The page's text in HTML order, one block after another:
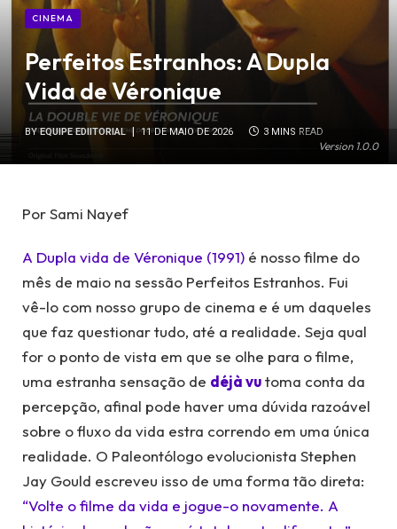
Version 1.0.0
CINEMA
Perfeitos Estranhos: A Dupla
Vida de Véronique
BY EQUIPE EDIITORIAL 11 DE MAIO DE 2026 3 MINS READ
Por Sami Nayef
A Dupla vida de Véronique (1991) é nosso filme do
mês de maio na sessão Perfeitos Estranhos. Fui
vê-lo com nosso grupo de cinema e é um daqueles
que faz questionar tudo, até a realidade. Seja qual
for o ponto de vista em que se olhe para o filme,
uma estranha sensação de déjà vutoma conta da
percepção, afinal pode haver uma dúvida razoável
sobre o fluxo da vida estra correndo em uma única
realidade. O Paleontólogo evolucionista Stephen
Jay Gould escreveu isso de uma forma tão direta:
“Volte o filme da vida e jogue-o novamente. A